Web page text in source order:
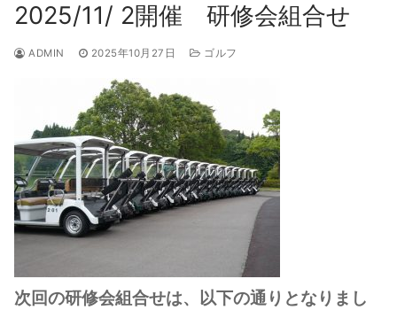
2025/11/ 2開催 研修会組合せ
ADMIN 2025年10月27日 ゴルフ
次回の研修会組合せは、以下の通りとなりまし